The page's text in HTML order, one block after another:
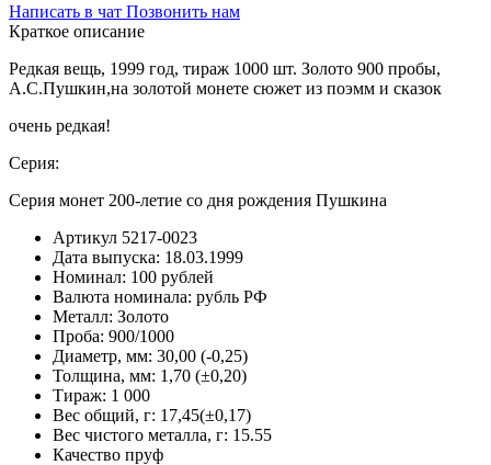
Написать в чат Позвонить нам
Краткое описание
Редкая вещь, 1999 год, тираж 1000 шт. Золото 900 пробы,
А.С.Пушкин,на золотой монете сюжет из поэмм и сказок
очень редкая!
Серия:
Серия монет 200-летие со дня рождения Пушкина
Артикул 5217-0023
Дата выпуска: 18.03.1999
Номинал: 100 рублей
Валюта номинала: рубль РФ
Металл: Золото
Проба: 900/1000
Диаметр, мм: 30,00 (-0,25)
Толщина, мм: 1,70 (±0,20)
Тираж: 1 000
Вес общий, г: 17,45(±0,17)
Вес чистого металла, г: 15.55
Качество пруф